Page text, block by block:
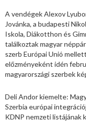
A vendégek Alexov
Jovánka, a budapesti
Iskola, Diákotthon és
találkoztak magyar
szerb Európai Unió
előzményeként idén
magyarországi szerbek
Deli Andor kiemelte:
Szerbia európai
KDNP nemzeti listájának